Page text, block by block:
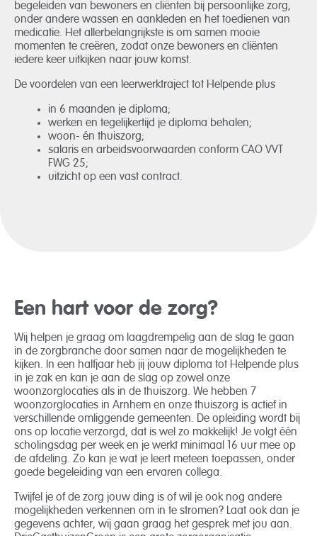
begeleiden van bewoners en cliënten bij persoonlijke zorg,
onder andere wassen en aankleden en het toedienen van
medicatie. Het allerbelangrijkste is om samen mooie
momenten te creëren, zodat onze bewoners en cliënten
iedere keer uitkijken naar jouw komst.
De voordelen van een leerwerktraject tot Helpende plus
in 6 maanden je diploma;
werken en tegelijkertijd je diploma behalen;
woon- én thuiszorg;
salaris en arbeidsvoorwaarden conform CAO VVT
FWG 25;
uitzicht op een vast contract.
Een hart voor de zorg?
Wij helpen je graag om laagdrempelig aan de slag te gaan
in de zorgbranche door samen naar de mogelijkheden te
kijken. In een halfjaar heb jij jouw diploma tot Helpende plus
in je zak en kan je aan de slag op zowel onze
woonzorglocaties als in de thuiszorg. We hebben 7
woonzorglocaties in Arnhem en onze thuiszorg is actief in
verschillende omliggende gemeenten. De opleiding wordt bij
ons op locatie verzorgd, dat is wel zo makkelijk! Je volgt één
scholingsdag per week en je werkt minimaal 16 uur mee op
de afdeling. Zo kan je wat je leert meteen toepassen, onder
goede begeleiding van een ervaren collega.
Twijfel je of de zorg jouw ding is of wil je ook nog andere
mogelijkheden verkennen om in te stromen? Laat ook dan je
gegevens achter, wij gaan graag het gesprek met jou aan.